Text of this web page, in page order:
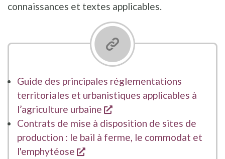
connaissances et textes applicables.
Guide des principales réglementations
territoriales et urbanistiques applicables à
l’agriculture urbaine
s'ouvre dans une
Contrats de mise à disposition de sites de
production : le bail à ferme, le commodat et
l'emphytéose
s'ouvre dans une nouvelle